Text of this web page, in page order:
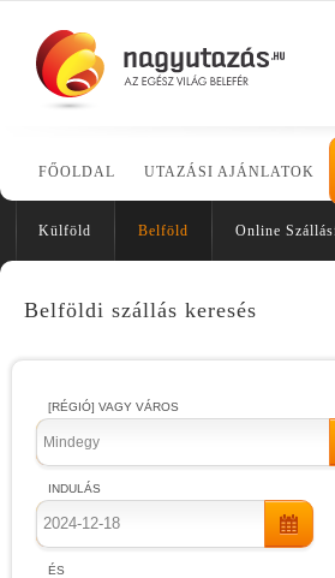
FŐOLDAL UTAZÁSI AJÁNLATOK
Külföld Belföld Online
Belföldi szállás keresés
[RÉGIÓ] VAGY VÁROS
Mindegy
INDULÁS
ÉS